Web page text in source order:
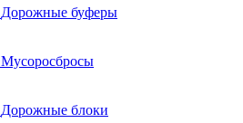
Дорожные буферы
Мусоросбросы
Дорожные блоки